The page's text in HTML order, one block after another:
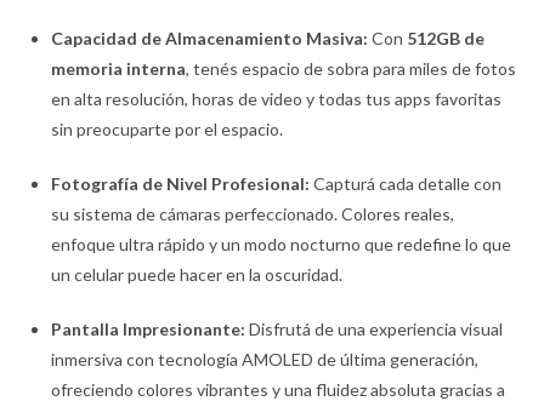
Capacidad de Almacenamiento Masiva: Con 512GB de
memoria interna, tenés espacio de sobra para miles de fotos
en alta resolución, horas de video y todas tus apps favoritas
sin preocuparte por el espacio.
Fotografía de Nivel Profesional: Capturá cada detalle con
su sistema de cámaras perfeccionado. Colores reales,
enfoque ultra rápido y un modo nocturno que redefine lo que
un celular puede hacer en la oscuridad.
Pantalla Impresionante: Disfrutá de una experiencia visual
inmersiva con tecnología AMOLED de última generación,
ofreciendo colores vibrantes y una fluidez absoluta gracias a